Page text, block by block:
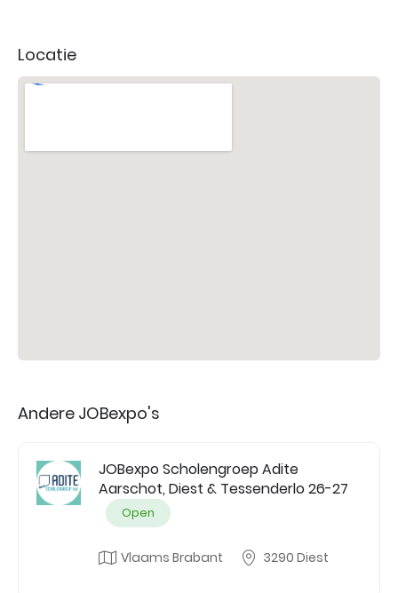
Locatie
Andere JOBexpo's
JOBexpo Scholengroep Adite
Aarschot, Diest & Tessenderlo 26-27
Open
Vlaams Brabant 3290 Diest